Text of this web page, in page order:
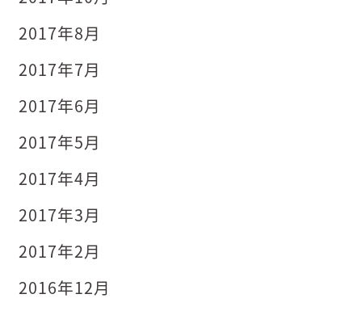
2017年8月
2017年7月
2017年6月
2017年5月
2017年4月
2017年3月
2017年2月
2016年12月